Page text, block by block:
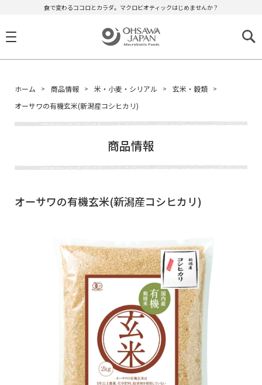
食で変わるココロとカラダ。マクロビオティックはじめませんか？
ホーム 商品情報 米・小麦・シリアル
玄米・穀類
オーサワの有機玄米(新潟産コシヒカリ)
商品情報
オーサワの有機玄米(新潟産コシヒカリ)